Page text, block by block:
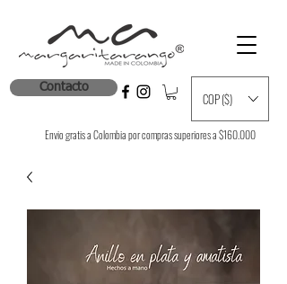
Contacto
COP ($)
Envio gratis a Colombia por compras superiores a $160.000